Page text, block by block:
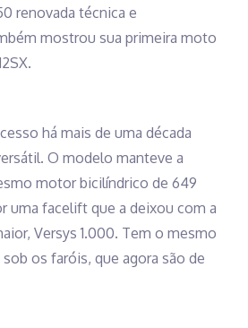
renovada técnica e
mostrou sua primeira moto
há mais de uma década
O modelo manteve a
motor bicilíndrico de 649
uma facelift que a deixou com a
Versys 1.000. Tem o mesmo
os faróis, que agora são de